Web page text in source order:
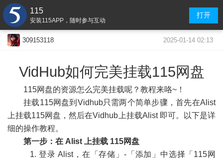
115
安装115APP，随时参与互动
打开
309153118 2025-01-14 02:13
VidHub如何完美挂载115网盘
115网盘的资源怎么完美挂载呢？教程来咯~！
挂载115网盘到Vidhub只需两个简单步骤，首先在Alist
上挂载115网盘，然后在Vidhub上挂载Alist 即可。以下是详
细的操作教程。
第一步：在 Alist 上挂载 115网盘
登录 Alist，在「存储」-「添加」中选择「115网